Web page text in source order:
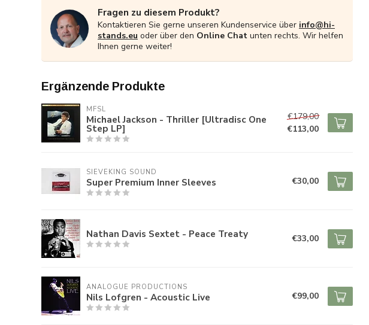
Fragen zu diesem Produkt?
Kontaktieren Sie gerne unseren Kundenservice über info@hi-
stands.eu oder über den Online Chat unten rechts. Wir helfen
Ihnen gerne weiter!
Ergänzende Produkte
MFSL
Michael Jackson - Thriller [Ultradisc One
Step LP]
€179,00
€113,00
SIEVEKING SOUND
Super Premium Inner Sleeves €30,00
Nathan Davis Sextet - Peace Treaty €33,00
ANALOGUE PRODUCTIONS
Nils Lofgren - Acoustic Live €99,00